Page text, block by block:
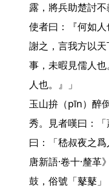
露，將兵助楚討
使者曰：『何如
謝之，言我方以
事，未暇見儒人
人也。』」
玉山拚（pīn）醉
秀。見者嘆曰：
曰：「嵇叔夜之
唐新語·卷十·釐
鼓，俗號「鼕鼕